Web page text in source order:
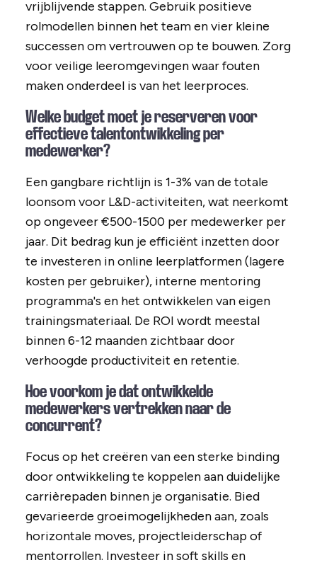
vrijblijvende stappen. Gebruik positieve
rolmodellen binnen het team en vier kleine
successen om vertrouwen op te bouwen. Zorg
voor veilige leeromgevingen waar fouten
maken onderdeel is van het leerproces.
Welke budget moet je reserveren voor
effectieve talentontwikkeling per
medewerker?
Een gangbare richtlijn is 1-3% van de totale
loonsom voor L&D-activiteiten, wat neerkomt
op ongeveer €500-1500 per medewerker per
jaar. Dit bedrag kun je efficiënt inzetten door
te investeren in online leerplatformen (lagere
kosten per gebruiker), interne mentoring
programma's en het ontwikkelen van eigen
trainingsmateriaal. De ROI wordt meestal
binnen 6-12 maanden zichtbaar door
verhoogde productiviteit en retentie.
Hoe voorkom je dat ontwikkelde
medewerkers vertrekken naar de
concurrent?
Focus op het creëren van een sterke binding
door ontwikkeling te koppelen aan duidelijke
carrièrepaden binnen je organisatie. Bied
gevarieerde groeimogelijkheden aan, zoals
horizontale moves, projectleiderschap of
mentorrollen. Investeer in soft skills en